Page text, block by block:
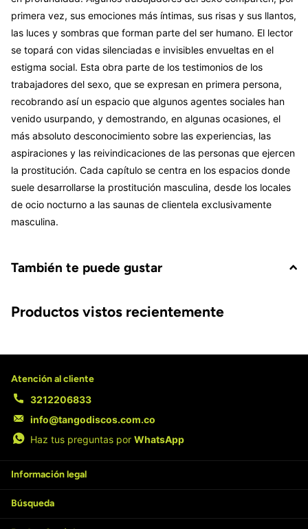
primera vez, sus emociones más íntimas, sus risas y sus llantos,
las luces y sombras que forman parte del ser humano. El lector
se topará con vidas silenciadas e invisibles envueltas en el
estigma social. Esta obra parte de los testimonios de los
trabajadores del sexo, que se expresan en primera persona,
recobrando así un espacio que algunos agentes sociales han
venido usurpando, y demostrando, en algunas ocasiones, el
más absoluto desconocimiento sobre las experiencias, las
aspiraciones y las reivindicaciones de las personas que ejercen
la prostitución. Cada capítulo se centra en los espacios donde
suele desarrollarse la prostitución masculina, desde los locales
de ocio nocturno a las saunas de clientela exclusivamente
masculina.
También te puede gustar
Productos vistos recientemente
Atención al cliente
3212206833
info@tangodiscos.com.co
Haz tus preguntas por WhatsApp
Información legal
Búsqueda